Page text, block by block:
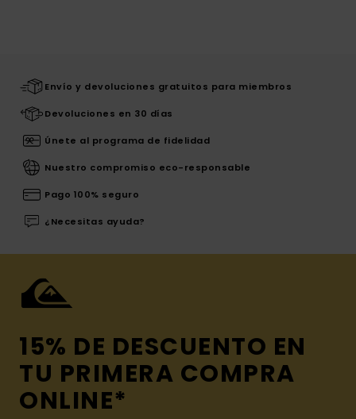
Envío y devoluciones gratuitos para miembros
Devoluciones en 30 días
Únete al programa de fidelidad
Nuestro compromiso eco-responsable
Pago 100% seguro
¿Necesitas ayuda?
15% DE DESCUENTO EN
TU PRIMERA COMPRA
ONLINE*